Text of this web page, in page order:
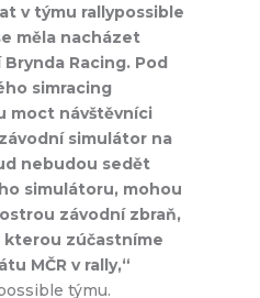
v týmu rallypossible
měla nacházet
Racing. Pod
simracing
moct návštěvníci
simulátor na
nebudou sedět
simulátoru, mohou
závodní zbraň,
kterou zúčastníme
MČR v rally,“
týmu.